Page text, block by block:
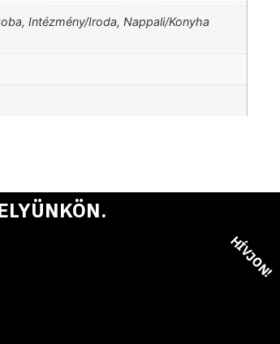
Intézmény/Iroda, Nappali/Konyha
HÍVJON!